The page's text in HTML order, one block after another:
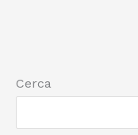
Cerca